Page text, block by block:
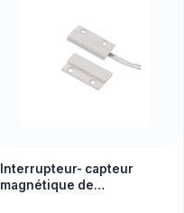
Interrupteur- capteur
magnétique de